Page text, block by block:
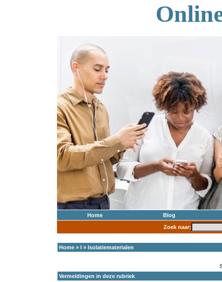
Home
Blog
Zoek naar:
Home » I » Isolatiematerialen
Vermeldingen in deze rubriek